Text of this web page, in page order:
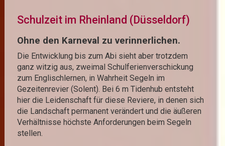
Schulzeit im Rheinland (Düsseldorf)
Ohne den Karneval zu verinnerlichen.
Die Entwicklung bis zum Abi sieht aber trotzdem
ganz witzig aus, zweimal Schulferien­verschickung
zum Englischlernen, in Wahrheit Segeln im
Gezeitenrevier (Solent). Bei 6 m Tidenhub entsteht
hier die Leidenschaft für diese Reviere, in denen sich
die Landschaft permanent verändert und die äußeren
Verhältnisse höchste Anforderungen beim Segeln
stellen.